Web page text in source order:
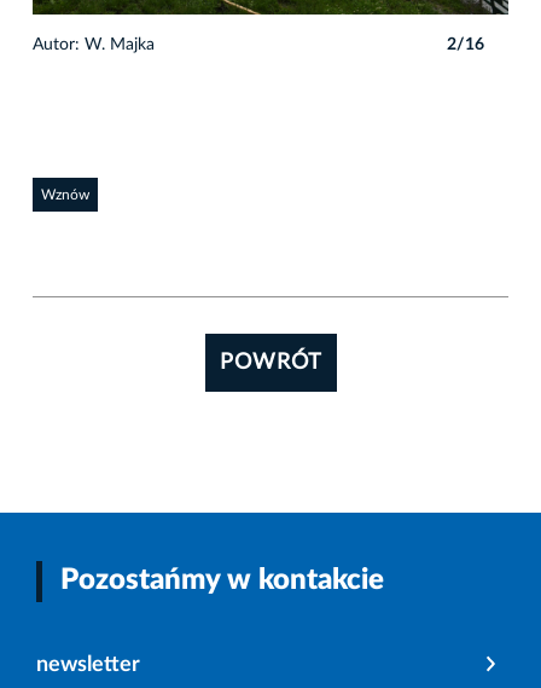
Autor: W. Majka 2/16
Wznów
POWRÓT
Pozostańmy w kontakcie
newsletter